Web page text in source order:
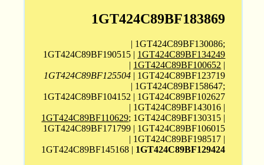
1GT424C89BF183869
| 1GT424C89BF130086;
1GT424C89BF190515 | 1GT424C89BF134249
| 1GT424C89BF100652 |
1GT424C89BF125504 | 1GT424C89BF123719
| 1GT424C89BF158647;
1GT424C89BF104152 | 1GT424C89BF102627
| 1GT424C89BF143016 |
1GT424C89BF110629; 1GT424C89BF130315 |
1GT424C89BF171799 | 1GT424C89BF106015
| 1GT424C89BF198517 |
1GT424C89BF145168 | 1GT424C89BF129424